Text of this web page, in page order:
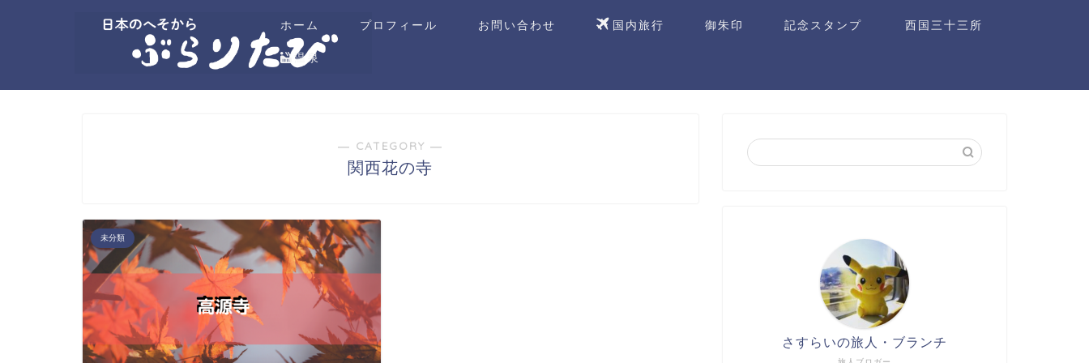
ホーム プロフィール お問い合わせ 国内旅行 御朱印 記念スタンプ 西国三十三所
温泉
― CATEGORY ―
関西花の寺
未分類
さすらいの旅人・ブランチ